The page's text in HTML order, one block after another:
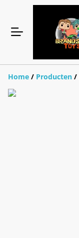
Home / Producten /